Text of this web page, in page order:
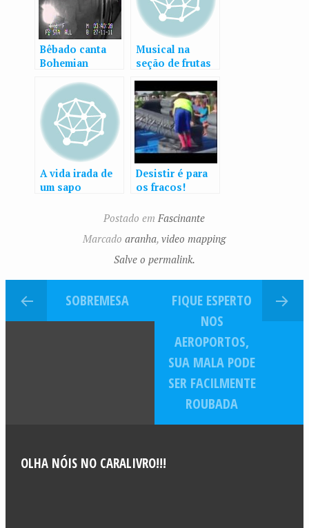
Bêbado canta
Bohemian
carro de policia
após ser preso
Musical na
seção de frutas
A vida irada de
um sapo
Desistir é para
os fracos!
Postado emFascinante
Marcadoaranha,video mapping
Salve o permalink.
SOBREMESA
FIQUE ESPERTO
NOS
AEROPORTOS,
SUA MALA PODE
SER FACILMENTE
ROUBADA
OLHA NÓIS NO CARALIVRO!!!